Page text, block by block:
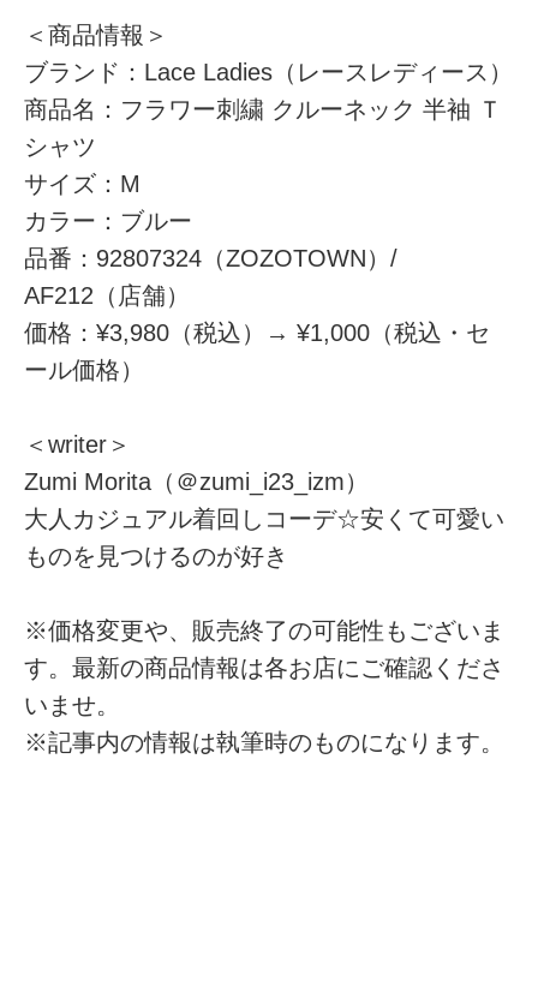
＜商品情報＞
ブランド：Lace Ladies（レースレディース）
商品名：フラワー刺繍 クルーネック 半袖 Ｔ
シャツ
サイズ：M
カラー：ブルー
品番：92807324（ZOZOTOWN）/
AF212（店舗）
価格：¥3,980（税込）→ ¥1,000（税込・セ
ール価格）
＜writer＞
Zumi Morita（＠zumi_i23_izm）
大人カジュアル着回しコーデ☆安くて可愛い
ものを見つけるのが好き
※価格変更や、販売終了の可能性もございま
す。最新の商品情報は各お店にご確認くださ
いませ。
※記事内の情報は執筆時のものになります。